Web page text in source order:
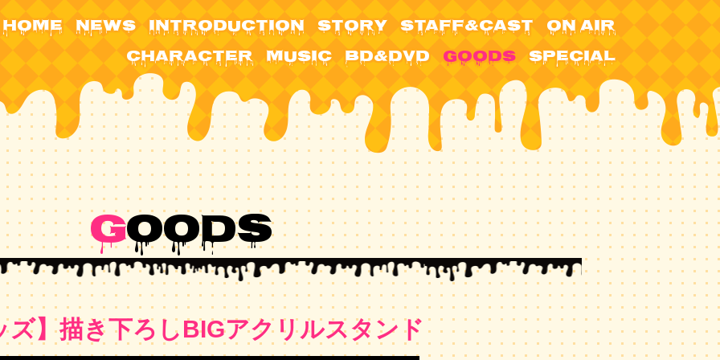
HOME NEWS INTRODUCTION STORY STAFF&CAST ON AIR
CHARACTER MUSIC BD&DVD GOODS SPECIAL
GOODS
ズ】描き下ろしBIGアクリルスタンド